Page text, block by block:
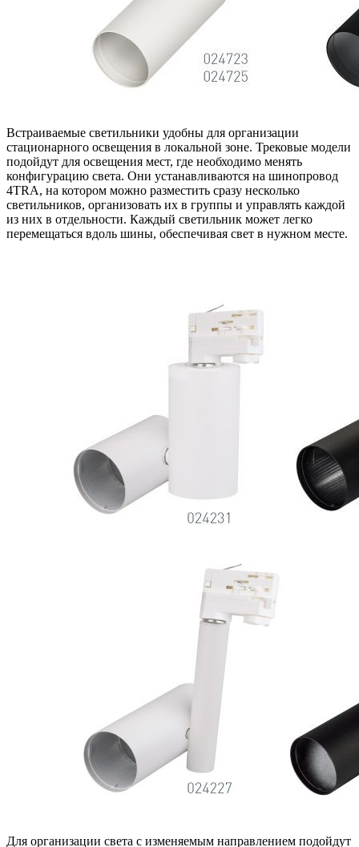
Встраиваемые светильники удобны для организации
стационарного освещения в локальной зоне. Трековые модели
подойдут для освещения мест, где необходимо менять
конфигурацию света. Они устанавливаются на шинопровод
4TRA, на котором можно разместить сразу несколько
светильников, организовать их в группы и управлять каждой
из них в отдельности. Каждый светильник может легко
перемещаться вдоль шины, обеспечивая свет в нужном месте.
Для организации света с изменяемым направлением подойдут